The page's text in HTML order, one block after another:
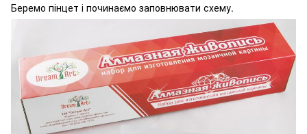
Беремо пінцет і починаємо заповнювати схему.